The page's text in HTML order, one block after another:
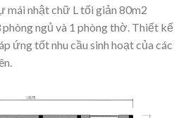
nhật chữ L tối giản 80m2
ngủ và 1 phòng thờ. Thiết kế
ứng tốt nhu cầu sinh hoạt của các